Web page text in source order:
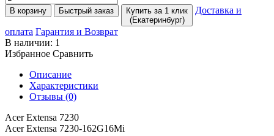
В корзину Быстрый заказ
Купить за 1 клик
(Екатеринбург)
Доставка и
оплата Гарантия и Возврат
В наличии: 1
Избранное Сравнить
Описание
Характеристики
Отзывы (0)
Acer Extensa 7230
Acer Extensa 7230-162G16Mi